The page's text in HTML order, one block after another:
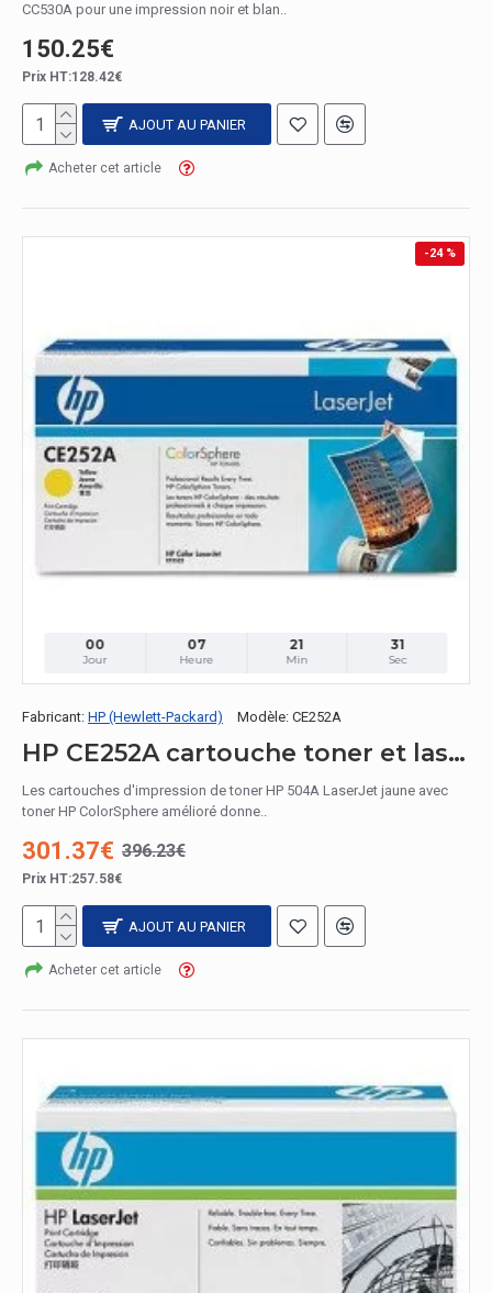
CC530A pour une impression noir et blan..
150.25€
Prix HT:128.42€
AJOUT AU PANIER
Acheter cet article
-24 %
00
Jour
07
Heure
21
Min
30
Sec
Fabricant: HP (Hewlett-Packard) Modèle: CE252A
HP CE252A cartouche toner et laser / CE252A Toner Jaune
Les cartouches d'impression de toner HP 504A LaserJet jaune avec
toner HP ColorSphere amélioré donne..
301.37€ 396.23€
Prix HT:257.58€
AJOUT AU PANIER
Acheter cet article